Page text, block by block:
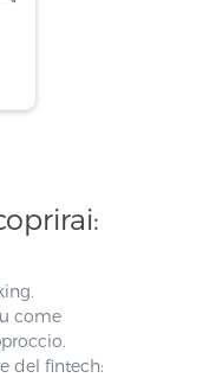
come
del fintech: